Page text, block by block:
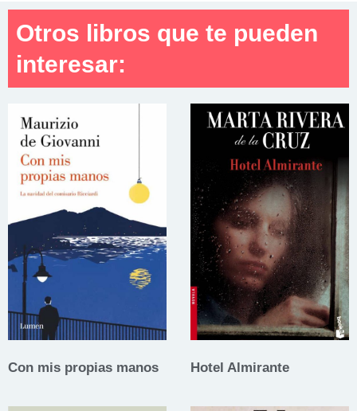
Otros libros que te pueden
interesar:
Con mis propias manos Hotel Almirante